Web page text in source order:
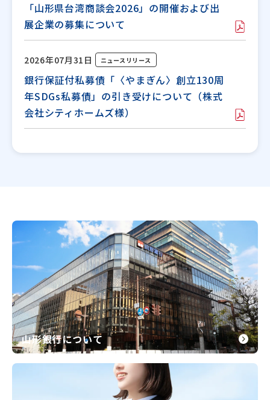
「山形県台湾商談会2026」の開催および出
展企業の募集について
2026年07月31日 ニュースリリース
銀行保証付私募債「〈やまぎん〉創立130周
年SDGs私募債」の引き受けについて（株式
会社シティホームズ様）
山形銀行について